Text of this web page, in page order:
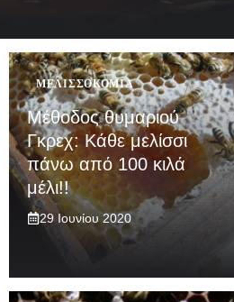
ΜΕΛΙΣΣΟΚΟΜΊΑ
Μέθοδος θυμαριού
Γκρεχ: Κάθε μελίσσι
πάνω από 100 κιλά
μέλι!!
29 Ιουνίου 2020